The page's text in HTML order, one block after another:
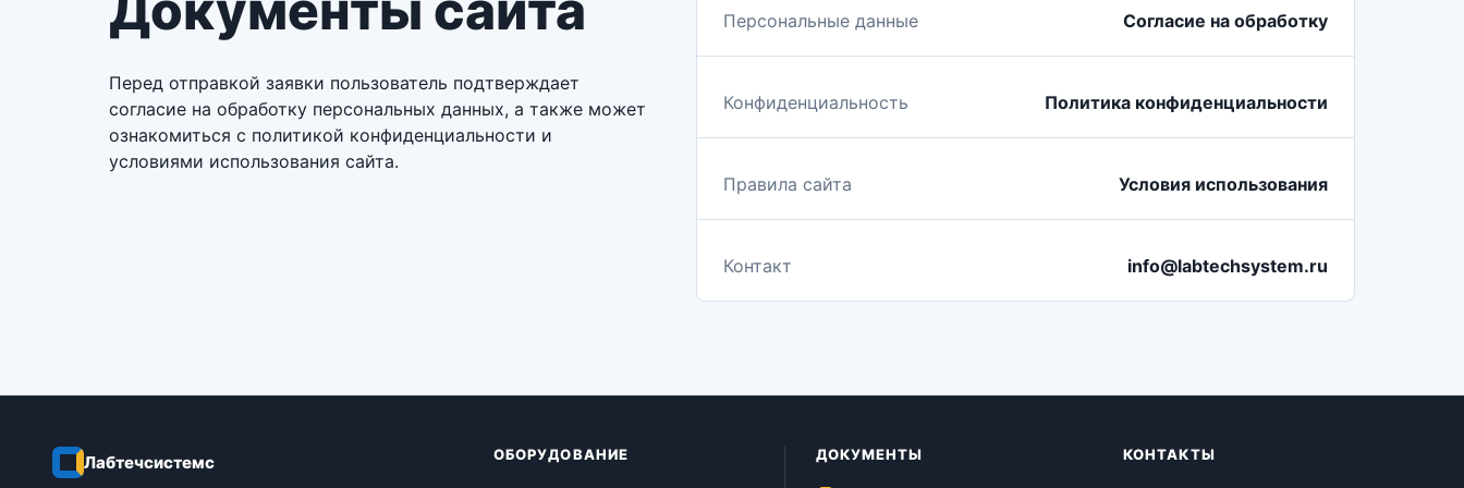
Перед отправкой заявки пользователь подтверждает
согласие на обработку персональных данных, а также может
ознакомиться с политикой конфиденциальности и
условиями использования сайта.
Персональные данные Согласие на обработку
Конфиденциальность Политика конфиденциальности
Правила сайта Условия использования
Контакт info@labtechsystem.ru
Лабтечсистемс ОБОРУДОВАНИЕ ДОКУМЕНТЫ КОНТАКТЫ